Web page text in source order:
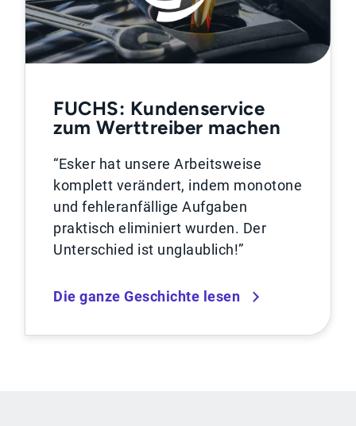
FUCHS: Kundenservice
zum Werttreiber machen
“Esker hat unsere Arbeitsweise
komplett verändert, indem monotone
und fehleranfällige Aufgaben
praktisch eliminiert wurden. Der
Unterschied ist unglaublich!”
Die ganze Geschichte lesen